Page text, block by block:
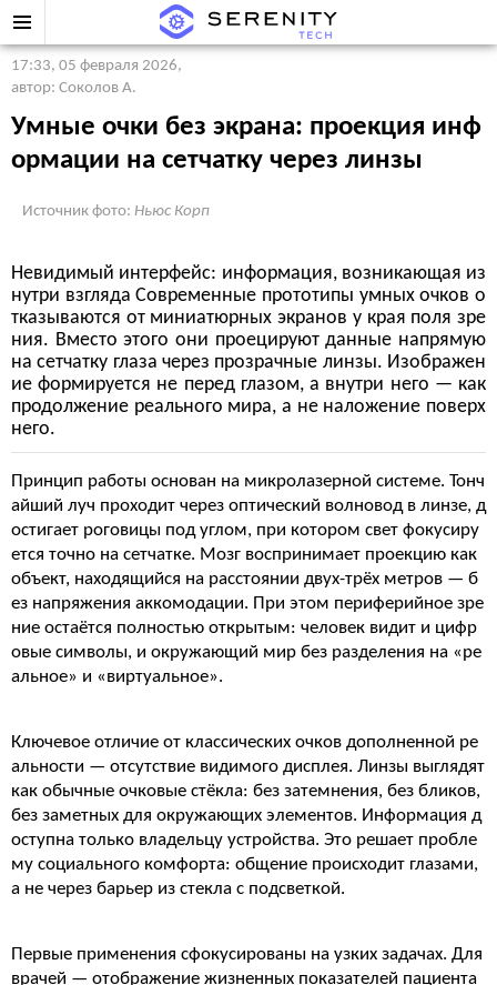
17:33, 05 февраля 2026,
автор: Соколов А.
Умные очки без экрана: проекция инф
ормации на сетчатку через линзы
Источник фото: Ньюс Корп
Невидимый интерфейс: информация, возникающая из
нутри взгляда Современные прототипы умных очков о
тказываются от миниатюрных экранов у края поля зре
ния. Вместо этого они проецируют данные напрямую
на сетчатку глаза через прозрачные линзы. Изображен
ие формируется не перед глазом, а внутри него — как
продолжение реального мира, а не наложение поверх
него.
Принцип работы основан на микролазерной системе. Тонч
айший луч проходит через оптический волновод в линзе, д
остигает роговицы под углом, при котором свет фокусиру
ется точно на сетчатке. Мозг воспринимает проекцию как
объект, находящийся на расстоянии двух-трёх метров — б
ез напряжения аккомодации. При этом периферийное зре
ние остаётся полностью открытым: человек видит и цифр
овые символы, и окружающий мир без разделения на «ре
альное» и «виртуальное».
Ключевое отличие от классических очков дополненной ре
альности — отсутствие видимого дисплея. Линзы выглядят
как обычные очковые стёкла: без затемнения, без бликов,
без заметных для окружающих элементов. Информация д
оступна только владельцу устройства. Это решает пробле
му социального комфорта: общение происходит глазами,
а не через барьер из стекла с подсветкой.
Первые применения сфокусированы на узких задачах. Для
врачей — отображение жизненных показателей пациента